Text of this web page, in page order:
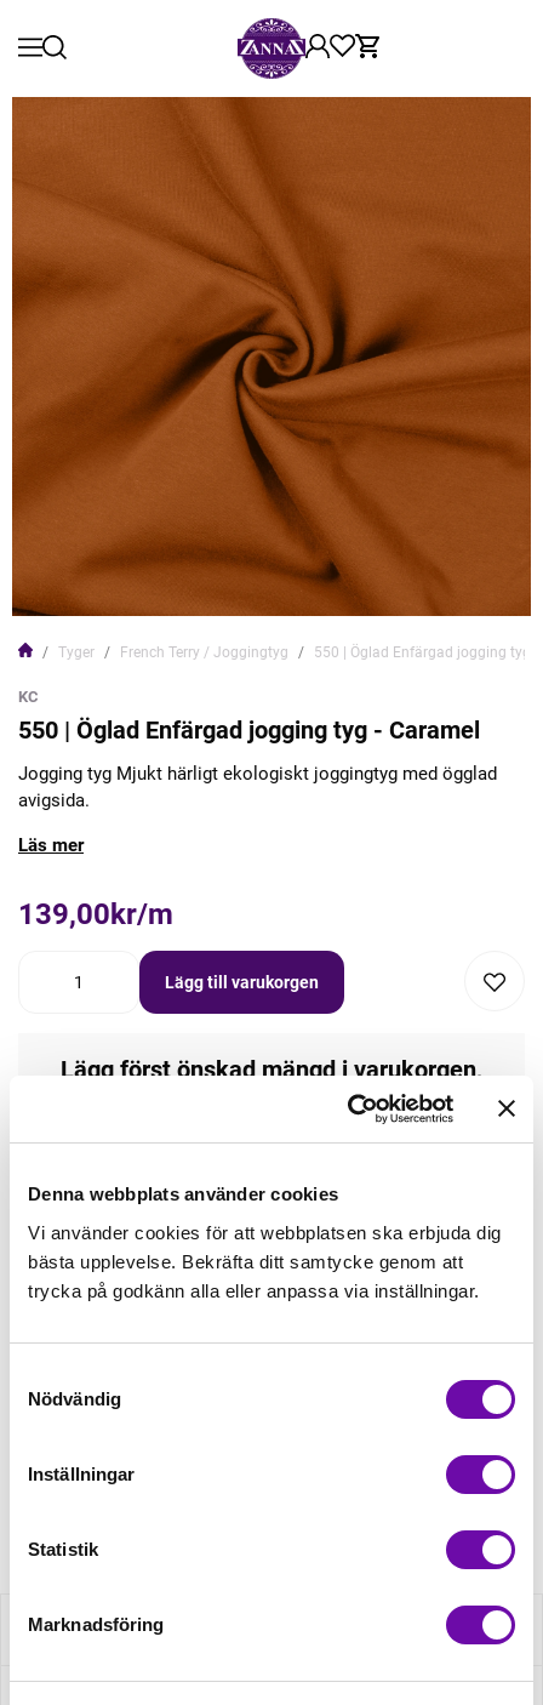
Denna webbplats använder cookies
Vi använder cookies för att webbplatsen ska erbjuda dig
bästa upplevelse. Bekräfta ditt samtycke genom att
trycka på godkänn alla eller anpassa via inställningar.
Nödvändig
Inställningar
Statistik
Marknadsföring
Tyger French Terry / Joggingtyg 550 | Öglad Enfärgad jogging tyg -
KC
550 | Öglad Enfärgad jogging tyg - Caramel
Jogging tyg Mjukt härligt ekologiskt joggingtyg med ögglad
avigsida.
Läs mer
139,00kr/m
Lägg till varukorgen
Lägg först önskad mängd i varukorgen,
välj sedan matchande tillbehör
Mudd matchande +39,50kr
Finns i lager
Beskrivning